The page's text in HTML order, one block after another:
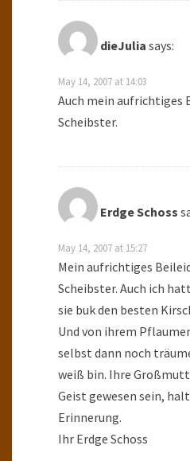
dieJulia says:
May 14, 2007 at 14:03
Auch mein aufrichtiges
Scheibster.
Erdge Schoss
May 14, 2007 at 15:27
Mein aufrichtiges
Scheibster. Auch ich
sie buk den besten
Und von ihrem
selbst dann noch
weiß bin. Ihre
Geist gewesen sein,
Erinnerung.
Ihr Erdge Schoss